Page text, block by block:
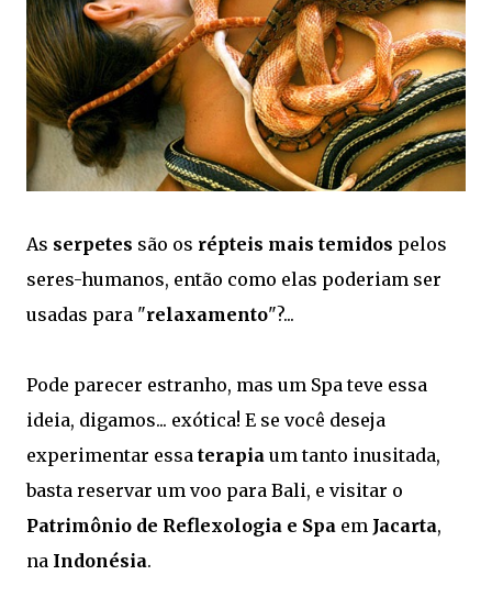
As serpetes são os répteis mais temidos pelos
seres-humanos, então como elas poderiam ser
usadas para "relaxamento"?...
Pode parecer estranho, mas um Spa teve essa
ideia, digamos... exótica! E se você deseja
experimentar essa terapia um tanto inusitada,
basta reservar um voo para Bali, e visitar o
Patrimônio de Reflexologia e Spa em Jacarta,
na Indonésia.